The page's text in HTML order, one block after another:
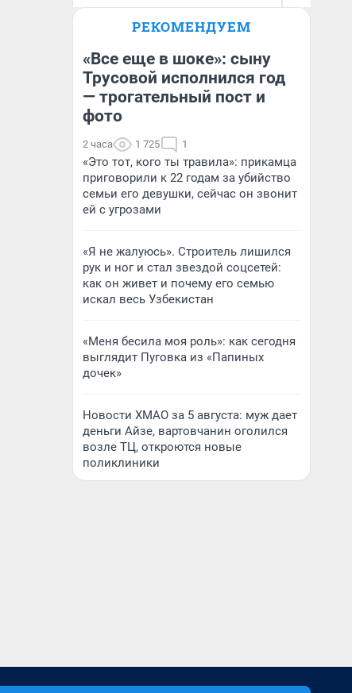
Андрей Бирюков
РЕКОМЕНДУЕМ
«Все еще в шоке»: сыну
Трусовой исполнился год
— трогательный пост и
фото
2 часа 1 725 1
«Это тот, кого ты травила»: прикамца
приговорили к 22 годам за убийство
семьи его девушки, сейчас он звонит
ей с угрозами
«Я не жалуюсь». Строитель лишился
рук и ног и стал звездой соцсетей:
как он живет и почему его семью
искал весь Узбекистан
«Меня бесила моя роль»: как сегодня
выглядит Пуговка из «Папиных
дочек»
Новости ХМАО за 5 августа: муж дает
деньги Айзе, вартовчанин оголился
возле ТЦ, откроются новые
поликлиники